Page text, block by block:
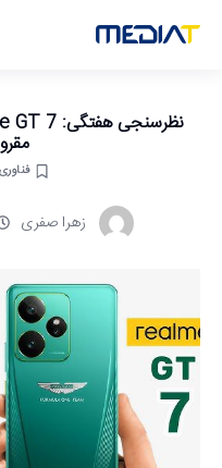
زهرا صفری